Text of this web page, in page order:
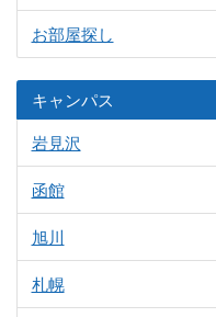
お部屋探し
キャンパス
岩見沢
函館
旭川
札幌